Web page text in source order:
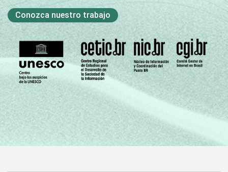
COR OU RAÇA Branca
Preta 50 47
Parda 46 46
Amarela 36 59
Indígena 63
Não sei
Conozca nuestro trabajo